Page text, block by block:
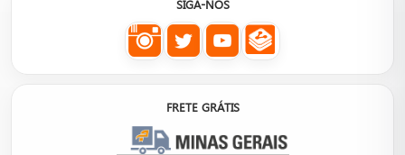
SIGA-NOS
FRETE GRÁTIS